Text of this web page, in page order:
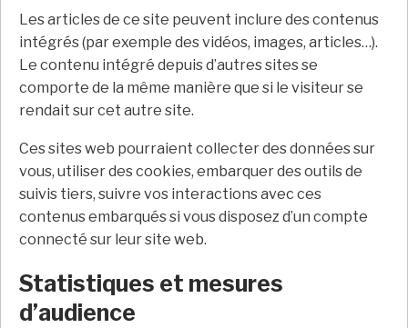
Les articles de ce site peuvent inclure des contenus
intégrés (par exemple des vidéos, images, articles…).
Le contenu intégré depuis d’autres sites se
comporte de la même manière que si le visiteur se
rendait sur cet autre site.
Ces sites web pourraient collecter des données sur
vous, utiliser des cookies, embarquer des outils de
suivis tiers, suivre vos interactions avec ces
contenus embarqués si vous disposez d’un compte
connecté sur leur site web.
Statistiques et mesures
d’audience